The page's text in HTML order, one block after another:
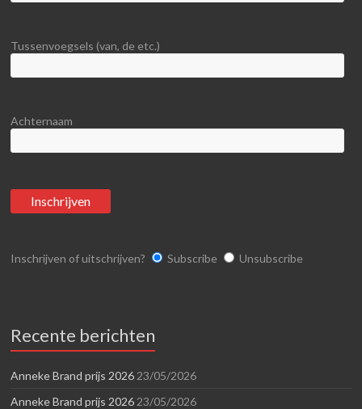
Tussenvoegsels (van, de etc.)
Achternaam
Inschrijven of uitschrijven? Subscribe Unsubscribe
Recente berichten
Anneke Brand prijs 2026 23/05/2026
Anneke Brand prijs 2026 23/05/2026